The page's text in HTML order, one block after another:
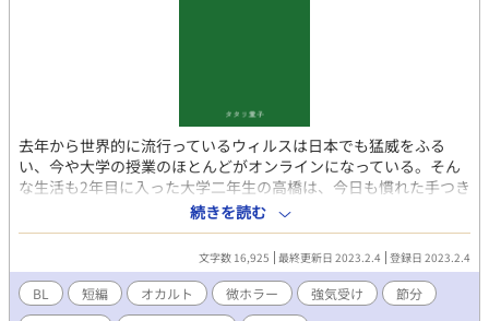
去年から世界的に流行っているウィルスは日本でも猛威をふる
い、今や大学の授業のほとんどがオンラインになっている。そん
な生活も2年目に入った大学二年生の高橋は、今日も慣れた手つき
でパソコンを開き、ビデオ会議アプリの「room」に入室する。今
日も先生の雑談を聞きつつ、眠気と戦いながら、いつもと変わら
ない退屈な授業に勤しむ——はずだった。授業中、roomのチャッ
トに一通のメッセージが来る。『きをつけて』「ん？なんだこい
つ……『名無しのふーちゃん』？……いや、名前あるじゃん」し
かしそのチャット、何かがおかしい。『かれ きをつけて』「気
続きを読む
文字数 16,925 最終更新日 2023.2.4 登録日 2023.2.4
BL 短編 オカルト 微ホラー 強気受け
節分